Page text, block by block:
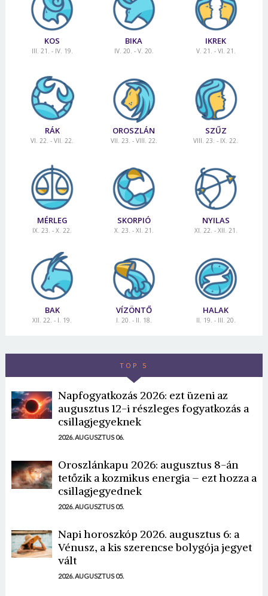
KOS
III. 21. - IV. 19.
BIKA
IV. 20. - V. 20.
IKREK
V. 21. - VI. 21.
RÁK
VI. 22. - VII. 22.
OROSZLÁN
VII. 23. - VIII. 22.
SZŰZ
VIII. 23. - IX. 22.
MÉRLEG
IX. 23. - X. 22.
SKORPIÓ
X. 23. - XI. 21.
NYILAS
XI. 22. - XII. 21.
BAK
XII. 22. - I. 19.
VÍZÖNTŐ
I. 20. - II. 18.
HALAK
II. 19. - III. 20.
TOP 5
Napfogyatkozás 2026: ezt üzeni az
augusztus 12-i részleges fogyatkozás a
csillagjegyeknek
2026. AUGUSZTUS 06.
Oroszlánkapu 2026: augusztus 8-án
tetőzik a kozmikus energia – ezt hozza a
csillagjegyednek
2026. AUGUSZTUS 05.
Napi horoszkóp 2026. augusztus 6: a
Vénusz, a kis szerencse bolygója jegyet
vált
2026. AUGUSZTUS 05.